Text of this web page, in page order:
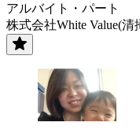
アルバイト・パート
株式会社White Value(